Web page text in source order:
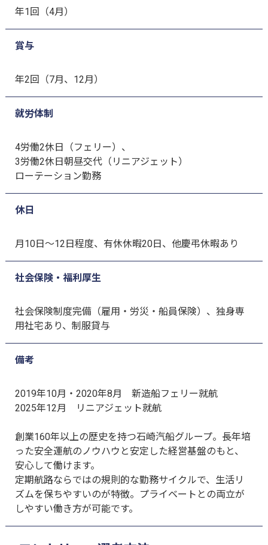
年1回（4月）
賞与
年2回（7月、12月）
就労体制
4労働2休日（フェリー）、
3労働2休日朝昼交代（リニアジェット）
ローテーション勤務
休日
月10日～12日程度、有休休暇20日、他慶弔休暇あり
社会保険・福利厚生
社会保険制度完備（雇用・労災・船員保険）、独身専
用社宅あり、制服貸与
備考
2019年10月・2020年8月 新造船フェリー就航
2025年12月 リニアジェット就航
創業160年以上の歴史を持つ石崎汽船グループ。長年培
った安全運航のノウハウと安定した経営基盤のもと、
安心して働けます。
定期航路ならではの規則的な勤務サイクルで、生活リ
ズムを保ちやすいのが特徴。プライベートとの両立が
しやすい働き方が可能です。